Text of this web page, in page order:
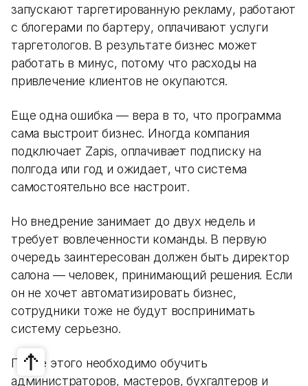
запускают таргетированную рекламу, работают
с блогерами по бартеру, оплачивают услуги
таргетологов. В результате бизнес может
работать в минус, потому что расходы на
привлечение клиентов не окупаются.
Еще одна ошибка — вера в то, что программа
сама выстроит бизнес. Иногда компания
подключает Zapis, оплачивает подписку на
полгода или год и ожидает, что система
самостоятельно все настроит.
Но внедрение занимает до двух недель и
требует вовлеченности команды. В первую
очередь заинтересован должен быть директор
салона — человек, принимающий решения. Если
он не хочет автоматизировать бизнес,
сотрудники тоже не будут воспринимать
систему серьезно.
После этого необходимо обучить
администраторов, мастеров, бухгалтеров и